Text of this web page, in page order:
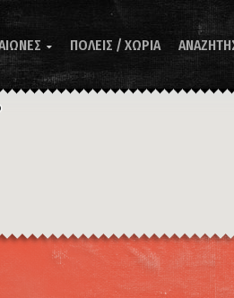
 ΠΟΛΕΙΣ / ΧΩΡΙΑ
Συντομεύσεις πληκτρολογίου Η εικόνα ενδέχεται να